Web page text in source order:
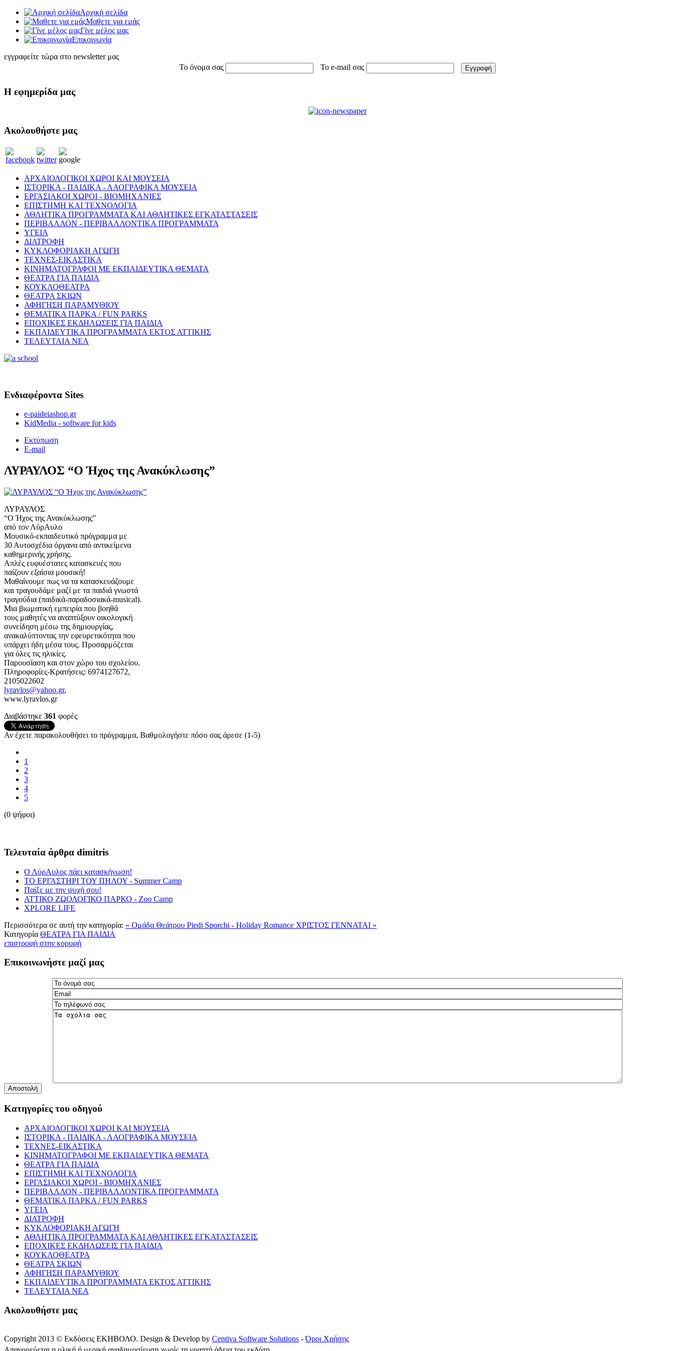
Αρχική σελίδα
Μαθετε για εμάς
Γίνε μέλος μας
Eπικοινωνία
εγγραφείτε τώρα στο newsletter μας
Το όνομα σας
Το e-mail σας
Η εφημερίδα μας
Ακολουθήστε μας
ΑΡΧΑΙΟΛΟΓΙΚΟΙ ΧΩΡΟΙ ΚΑΙ ΜΟΥΣΕΙΑ
ΙΣΤΟΡΙΚΑ - ΠΑΙΔΙΚΑ - ΛΑΟΓΡΑΦΙΚΑ ΜΟΥΣΕΙΑ
ΕΡΓΑΣΙΑΚΟΙ ΧΩΡΟΙ - ΒΙΟΜΗΧΑΝΙΕΣ
ΕΠΙΣΤΗΜΗ ΚΑΙ ΤΕΧΝΟΛΟΓΙΑ
ΑΘΛΗΤΙΚΑ ΠΡΟΓΡΑΜΜΑΤΑ ΚΑΙ ΑΘΛΗΤΙΚΕΣ ΕΓΚΑΤΑΣΤΑΣΕΙΣ
ΠΕΡΙΒΑΛΛΟΝ - ΠΕΡΙΒΑΛΛΟΝΤΙΚΑ ΠΡΟΓΡΑΜΜΑΤΑ
ΥΓΕΙΑ
ΔΙΑΤΡΟΦΗ
ΚΥΚΛΟΦΟΡΙΑΚΗ ΑΓΩΓΗ
ΤΕΧΝΕΣ-ΕΙΚΑΣΤΙΚΑ
ΚΙΝΗΜΑΤΟΓΡΑΦΟΙ ΜΕ ΕΚΠΑΙΔΕΥΤΙΚΑ ΘΕΜΑΤΑ
ΘΕΑΤΡΑ ΓΙΑ ΠΑΙΔΙΑ
ΚΟΥΚΛΟΘΕΑΤΡΑ
ΘΕΑΤΡΑ ΣΚΙΩΝ
ΑΦΗΓΗΣΗ ΠΑΡΑΜΥΘΙΟΥ
ΘΕΜΑΤΙΚΑ ΠΑΡΚΑ / FUN PARKS
ΕΠΟΧΙΚΕΣ ΕΚΔΗΛΩΣΕΙΣ ΓΙΑ ΠΑΙΔΙΑ
ΕΚΠΑΙΔΕΥΤΙΚΑ ΠΡΟΓΡΑΜΜΑΤΑ ΕΚΤΟΣ ΑΤΤΙΚΗΣ
ΤΕΛΕΥΤΑΙΑ ΝΕΑ
Ενδιαφέροντα Sites
e-paideiashop.gr
KidMedia - software for kids
Εκτύπωση
E-mail
ΛΥΡΑΥΛΟΣ “Ο Ήχος της Ανακύκλωσης”
ΛΥΡΑΥΛΟΣ
“Ο Ήχος της Ανακύκλωσης”
από τον ΛύρΑυλο
Μουσικό-εκπαιδευτικό πρόγραμμα με
30 Αυτοσχέδια όργανα από αντικείμενα
καθημερινής χρήσης.
Απλές ευφυέστατες κατασκευές που
παίζουν εξαίσια μουσική!
Μαθαίνουμε πως να τα κατασκευάζουμε
και τραγουδάμε μαζί με τα παιδιά γνωστά
τραγούδια (παιδικά-παραδοσιακά-musical).
Μια βιωματική εμπειρία που βοηθά
τους μαθητές να αναπτύξουν οικολογική
συνείδηση μέσω της δημιουργίας,
ανακαλύπτοντας την εφευρετικότητα που
υπάρχει ήδη μέσα τους. Προσαρμόζεται
για όλες τις ηλικίες.
Παρουσίαση και στον χώρο του σχολείου.
Πληροφορίες-Κρατήσεις: 6974127672,
2105022602
lyravlos@yahoo.gr,
www.lyravlos.gr
Διαβάστηκε 361 φορές
Αν έχετε παρακολουθήσει το πρόγραμμα, Βαθμολογήστε πόσο σας άρεσε (1-5)
1
2
3
4
5
(0 ψήφοι)
Τελευταία άρθρα dimitris
Ο ΛύρΑυλος πάει κατασκήνωση!
ΤΟ ΕΡΓΑΣΤΗΡΙ ΤΟΥ ΠΗΛΟΥ - Summer Camp
Παίξε με την ψυχή σου!
ΑΤΤΙΚΟ ΖΩΟΛΟΓΙΚΟ ΠΑΡΚΟ - Ζοο Camp
XPLORE LIFE
Περισσότερα σε αυτή την κατηγορία: « Ομάδα Θεάτρου Piedi Sporchi - Holiday Romance ΧΡΙΣΤΟΣ ΓΕΝΝΑΤΑΙ »
Κατηγορία ΘΕΑΤΡΑ ΓΙΑ ΠΑΙΔΙΑ
επιστροφή στην κορυφή
Επικοινωνήστε μαζί μας
Αποστολή
Κατηγορίες του οδηγού
ΑΡΧΑΙΟΛΟΓΙΚΟΙ ΧΩΡΟΙ ΚΑΙ ΜΟΥΣΕΙΑ
ΙΣΤΟΡΙΚΑ - ΠΑΙΔΙΚΑ - ΛΑΟΓΡΑΦΙΚΑ ΜΟΥΣΕΙΑ
ΤΕΧΝΕΣ-ΕΙΚΑΣΤΙΚΑ
ΚΙΝΗΜΑΤΟΓΡΑΦΟΙ ΜΕ ΕΚΠΑΙΔΕΥΤΙΚΑ ΘΕΜΑΤΑ
ΘΕΑΤΡΑ ΓΙΑ ΠΑΙΔΙΑ
ΕΠΙΣΤΗΜΗ ΚΑΙ ΤΕΧΝΟΛΟΓΙΑ
ΕΡΓΑΣΙΑΚΟΙ ΧΩΡΟΙ - ΒΙΟΜΗΧΑΝΙΕΣ
ΠΕΡΙΒΑΛΛΟΝ - ΠΕΡΙΒΑΛΛΟΝΤΙΚΑ ΠΡΟΓΡΑΜΜΑΤΑ
ΘΕΜΑΤΙΚΑ ΠΑΡΚΑ / FUN PARKS
ΥΓΕΙΑ
ΔΙΑΤΡΟΦΗ
ΚΥΚΛΟΦΟΡΙΑΚΗ ΑΓΩΓΗ
ΑΘΛΗΤΙΚΑ ΠΡΟΓΡΑΜΜΑΤΑ ΚΑΙ ΑΘΛΗΤΙΚΕΣ ΕΓΚΑΤΑΣΤΑΣΕΙΣ
ΕΠΟΧΙΚΕΣ ΕΚΔΗΛΩΣΕΙΣ ΓΙΑ ΠΑΙΔΙΑ
ΚΟΥΚΛΟΘΕΑΤΡΑ
ΘΕΑΤΡΑ ΣΚΙΩΝ
ΑΦΗΓΗΣΗ ΠΑΡΑΜΥΘΙΟΥ
ΕΚΠΑΙΔΕΥΤΙΚΑ ΠΡΟΓΡΑΜΜΑΤΑ ΕΚΤΟΣ ΑΤΤΙΚΗΣ
ΤΕΛΕΥΤΑΙΑ ΝΕΑ
Ακολουθήστε μας
Copyright 2013 © Εκδόσεις ΕΚΗΒΟΛΟ. Design & Develop by Centiva Software Solutions -Όροι Χρήσης